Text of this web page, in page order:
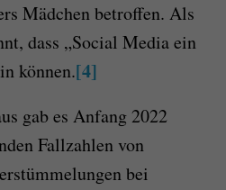
Mädchen betroffen. Als
dass „Social Media ein
können.[4]
gab es Anfang 2022
Fallzahlen von
bei